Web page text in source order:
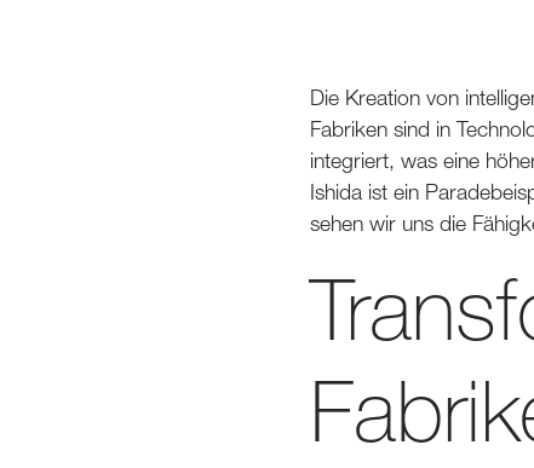
Die Kreation von
Fabriken sind in
integriert, was eine
Ishida ist ein
sehen wir uns die